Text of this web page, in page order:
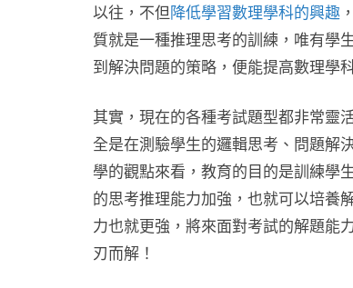
以往，不但降低學習數理學科的興趣
質就是一種推理思考的訓練，唯有學
到解決問題的策略，便能提高數理學
其實，現在的各種考試題型都非常靈
全是在測驗學生的邏輯思考、問題解
學的觀點來看，教育的目的是訓練學
的思考推理能力加強，也就可以培養
力也就更強，將來面對考試的解題能
刃而解！